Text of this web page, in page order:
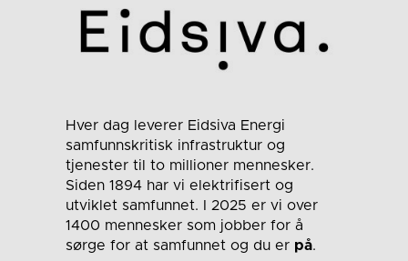
Hver dag leverer Eidsiva Energi
samfunnskritisk infrastruktur og
tjenester til to millioner mennesker.
Siden 1894 har vi elektrifisert og
utviklet samfunnet. I 2025 er vi over
1400 mennesker som jobber for å
sørge for at samfunnet og du er på.